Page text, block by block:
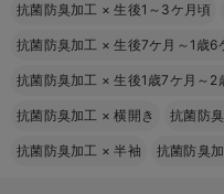
抗菌防臭加工 ×生後1～3ケ月頃
抗菌防臭加工 ×生後7ケ月～1歳6
抗菌防臭加工 ×生後1歳7ケ月～2
抗菌防臭加工 ×横開き 抗菌防
抗菌防臭加工 ×半袖 抗菌防臭